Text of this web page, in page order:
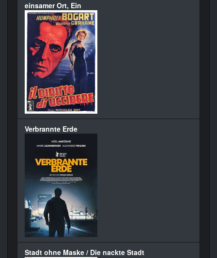
einsamer Ort, Ein
Verbrannte Erde
Stadt ohne Maske / Die nackte Stadt